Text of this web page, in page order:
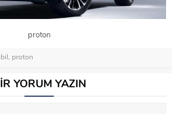
proton
, proton
YORUM YAZIN